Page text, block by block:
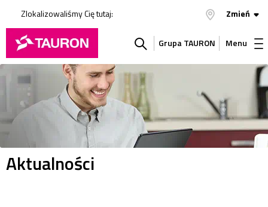
Zlokalizowaliśmy Cię tutaj: Zmień
Szukaj
w
serwisie
Grupa TAURON Menu
Aktualności